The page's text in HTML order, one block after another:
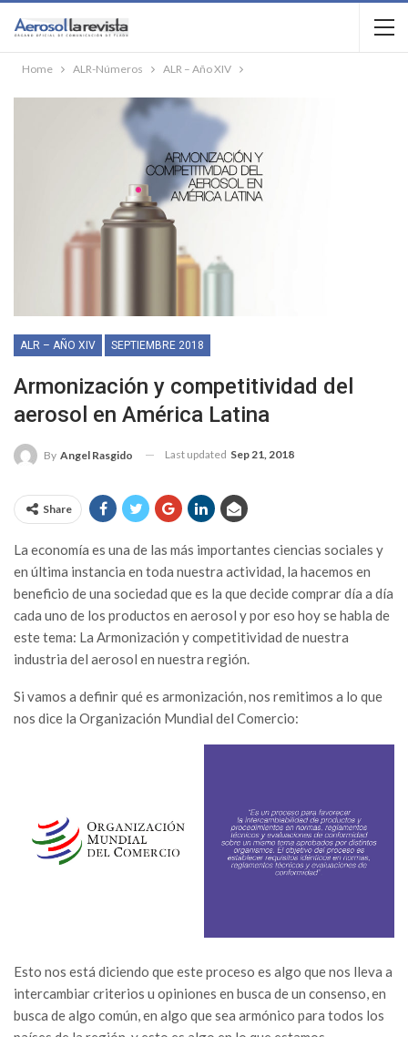
Home ALR-Números ALR – Año XIV
ALR – AÑO XIV SEPTIEMBRE 2018
Armonización y competitividad del
aerosol en América Latina
By Angel Rasgido Last updated Sep 21, 2018
Share
La economía es una de las más importantes ciencias sociales y
en última instancia en toda nuestra actividad, la hacemos en
beneficio de una sociedad que es la que decide comprar día a día
cada uno de los productos en aerosol y por eso hoy se habla de
este tema: La Armonización y competitividad de nuestra
industria del aerosol en nuestra región.
Si vamos a definir qué es armonización, nos remitimos a lo que
nos dice la Organización Mundial del Comercio:
Esto nos está diciendo que este proceso es algo que nos lleva a
intercambiar criterios u opiniones en busca de un consenso, en
busca de algo común, en algo que sea armónico para todos los